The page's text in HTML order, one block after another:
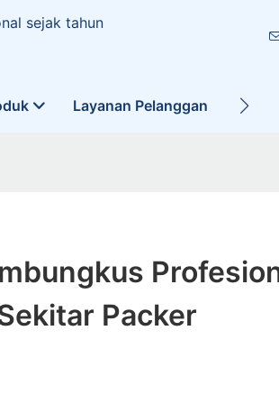
sejak tahun
Layanan Pelanggan Larutan
Packer